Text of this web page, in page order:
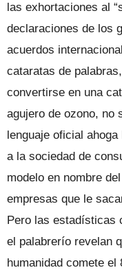
las exhortaciones al
declaraciones de los
acuerdos
cataratas de
convertirse en una
agujero de ozono, no
lenguaje oficial
a la sociedad de
modelo en nombre
empresas que le
Pero las estadísticas
el palabrerío revelan
humanidad comete